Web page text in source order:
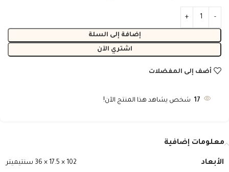
إضافة إلى السلة
اشتري الآن
أضف إلى المفضلات
17 شخص يشاهد هذا المنتج الآن!
معلومات إضافية
الأبعاد 102 × 17.5 × 36 سنتيميتر